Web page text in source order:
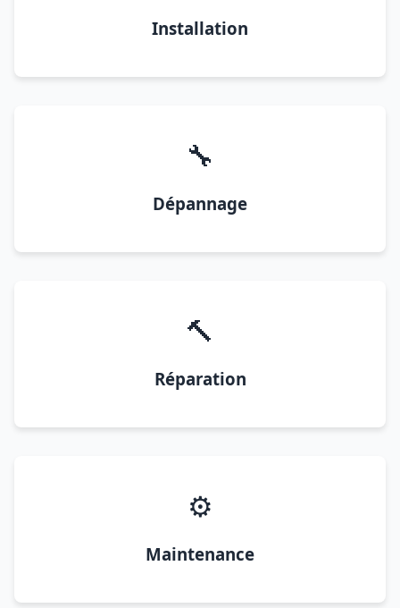
Installation
🔧
Dépannage
🔨
Réparation
⚙️
Maintenance